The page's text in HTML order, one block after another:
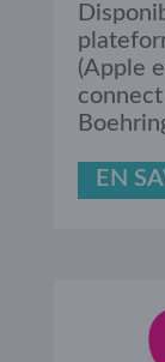
(Apple
EN